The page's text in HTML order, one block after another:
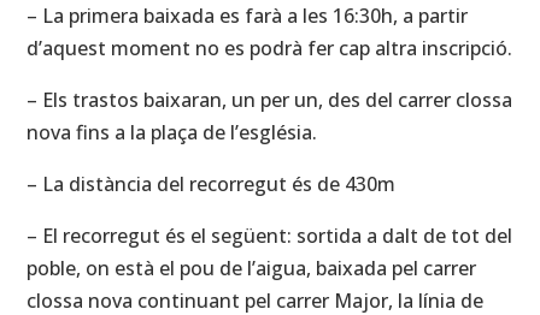
– La primera baixada es farà a les 16:30h, a partir
d’aquest moment no es podrà fer cap altra inscripció.
– Els trastos baixaran, un per un, des del carrer clossa
nova fins a la plaça de l’església.
– La distància del recorregut és de 430m
– El recorregut és el següent: sortida a dalt de tot del
poble, on està el pou de l’aigua, baixada pel carrer
clossa nova continuant pel carrer Major, la línia de